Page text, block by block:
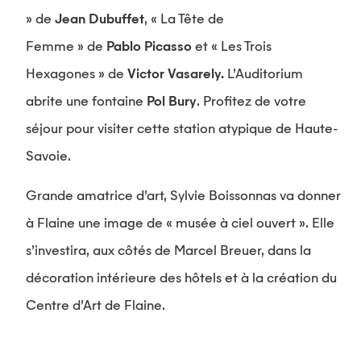
» de Jean Dubuffet, « La Tête de
Femme » de Pablo Picasso et « Les Trois
Hexagones » de Victor Vasarely. L’Auditorium
abrite une fontaine Pol Bury. Profitez de votre
séjour pour visiter cette station atypique de Haute-
Savoie.
Grande amatrice d’art, Sylvie Boissonnas va donner
à Flaine une image de « musée à ciel ouvert ». Elle
s’investira, aux côtés de Marcel Breuer, dans la
décoration intérieure des hôtels et à la création du
Centre d’Art de Flaine.